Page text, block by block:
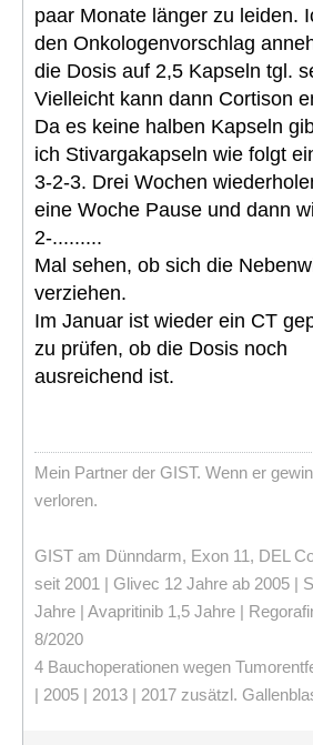
paar Monate länger zu leiden.
den Onkologenvorschlag
die Dosis auf 2,5 Kapseln tgl.
Vielleicht kann dann Cortison
Da es keine halben Kapseln
ich Stivargakapseln wie folgt
3-2-3. Drei Wochen
eine Woche Pause und dann
2-.........
Mal sehen, ob sich die
verziehen.
Im Januar ist wieder ein CT
zu prüfen, ob die Dosis noch
ausreichend ist.
Mein Partner der GIST. Wenn er
verloren.
GIST am Dünndarm, Exon 11, DEL
seit 2001 | Glivec 12 Jahre ab 2005 |
Jahre | Avapritinib 1,5 Jahre |
8/2020
4 Bauchoperationen wegen
| 2005 | 2013 | 2017 zusätzl.